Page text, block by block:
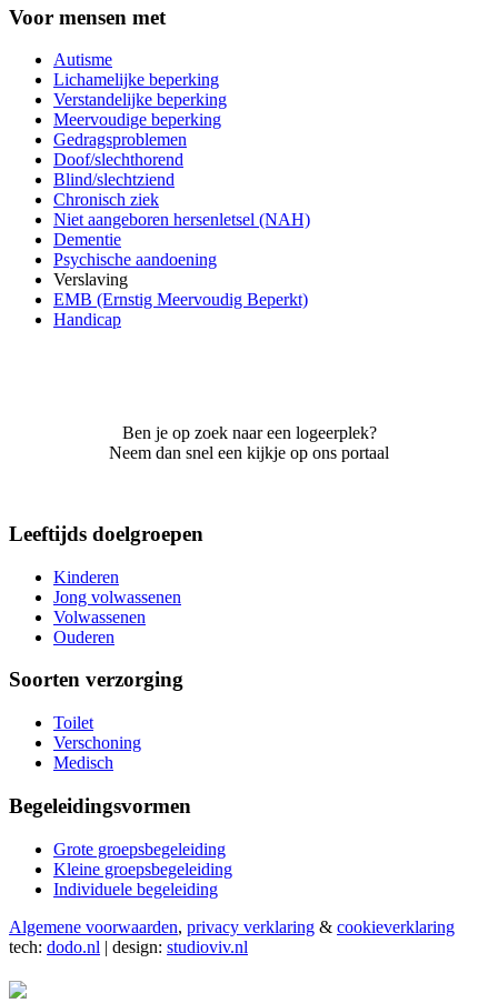
Voor mensen met
Autisme
Lichamelijke beperking
Verstandelijke beperking
Meervoudige beperking
Gedragsproblemen
Doof/slechthorend
Blind/slechtziend
Chronisch ziek
Niet aangeboren hersenletsel (NAH)
Dementie
Psychische aandoening
Verslaving
EMB (Ernstig Meervoudig Beperkt)
Handicap
Ben je op zoek naar een logeerplek?
Neem dan snel een kijkje op ons portaal
Leeftijds doelgroepen
Kinderen
Jong volwassenen
Volwassenen
Ouderen
Soorten verzorging
Toilet
Verschoning
Medisch
Begeleidingsvormen
Grote groepsbegeleiding
Kleine groepsbegeleiding
Individuele begeleiding
Algemene voorwaarden, privacy verklaring & cookieverklaring
tech: dodo.nl | design: studioviv.nl